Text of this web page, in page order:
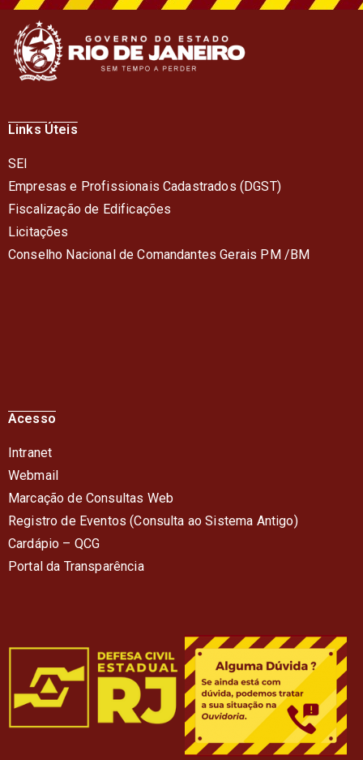
Links Úteis
SEI
Empresas e Profissionais Cadastrados (DGST)
Fiscalização de Edificações
Licitações
Conselho Nacional de Comandantes Gerais PM /BM
Acesso
Intranet
Webmail
Marcação de Consultas Web
Registro de Eventos (Consulta ao Sistema Antigo)
Cardápio – QCG
Portal da Transparência